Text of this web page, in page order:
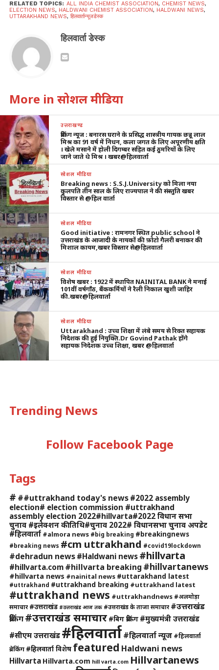
RELATED TOPICS: ALL INDIA CHEMIST ASSOCIATION, CHEMIST NEWS,
ELECTION NEWS, HALDWANI CHEMIST ASSOCIATION, HALDWANI NEWS,
UTTARAKHAND NEWS, हिलवार्तान्यूजडेस्क
हिलवार्ता डेस्क
More in सोशल मीडिया
उत्तराखण्ड
ब्रेकिंग न्यूज : बनारस घराने के प्रसिद्ध शास्त्रीय गायक छन्नू लाल
मिश्र का 91 वर्ष में निधन, कला जगत के लिए अपूरणीय क्षति
। खेले मसाने में होली दिगम्बर सहित कई ठुमरियों के लिए
जाने जाते थे मिश्र । खबर@हिलवार्ता
सोशल मीडिया
Breaking news : S.S.J.University को मिला नया
कुलपति तीन साल के लिए राज्यपाल ने की संस्तुति खबर
विस्तार से @हिल वार्ता
सोशल मीडिया
Good initiative : रामनगर स्थित public school ने
उत्तराखंड के आजादी के नायकों की फ़ोटो गैलरी बनाकर की
मिशाल कायम,खबर विस्तार से@हिलवार्ता
सोशल मीडिया
विशेष खबर : 1922 में स्थापित NAINITAL BANK ने मनाई
101वीं वर्षगाँठ, बैंककर्मियों ने रैली निकाल खुशी जाहिर
की.खबर@हिलवार्ता
सोशल मीडिया
Uttarakhand : उच्च शिक्षा में लंबे समय से रिक्त सहायक
निदेशक की हुई नियुक्ति.Dr Govind Pathak होंगे
सहायक निदेशक उच्च शिक्षा, खबर @हिलवार्ता
Trending News
Follow Facebook Page
Tags
# ##uttrakhand today's news #2022 assembly
election# election commission #uttrakhand
assembly election 2022#hillvarta#2022 विधान सभा
चुनाव #इलेक्शन की तिथि#चुनाव 2022# विधानसभा चुनाव अपडेट
#हिलवार्ता #almora news #big breaking #breakingnews
#breaking news #cm uttrakhand #covid19lockdown
#dehradun news #Haldwani news #hillvarta
#hillvarta.com #hillvarta breaking #hillvartanews
#hillvarta news #nainital news #uttarakhand latest
#uttrakhand #uttrakhand breaking #uttrakhand latest
#uttrakhand news #uttrakhandnews #अलमोड़ा
समाचार #उत्तराखंड #उत्तराखंड आज तक #उत्तराखंड के ताजा समाचार #उत्तराखंड
ब्रेकिंग#उत्तराखंड समाचार #बिग ब्रेकिंग #मुख्यमंत्री उत्तराखंड
#सीएम उत्तराखंड #हिलवार्ता#हिलवार्ता न्यूज #हिलवार्ता
ब्रेकिंग #हिलवार्ता विशेष featured Haldwani news
Hillvarta Hillvarta.com hill varta.com Hillvartanews